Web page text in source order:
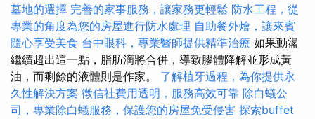
墓地的選擇 完善的家事服務，讓家務更輕鬆 防水工程，從
專業的角度為您的房屋進行防水處理 自助餐外燴，讓來賓
隨心享受美食 台中眼科，專業醫師提供精準治療 如果動盪
繼續超出這一點，脂肪滴將合併，導致膠體降解並形成黃
油，而剩餘的液體則是作家。 了解植牙過程，為你提供永
久性解決方案 徵信社費用透明，服務高效可靠 除白蟻公
司，專業除白蟻服務，保護您的房屋免受侵害 探索buffet